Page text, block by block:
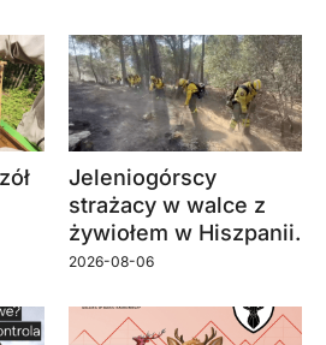
Jeleniogórscy
strażacy w walce z
żywiołem w Hiszpanii.
2026-08-06